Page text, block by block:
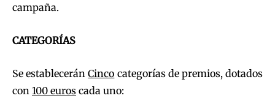
campaña.
CATEGORÍAS
Se estableceránCinco categorías de premios, dotados
con 100 euros cada uno: